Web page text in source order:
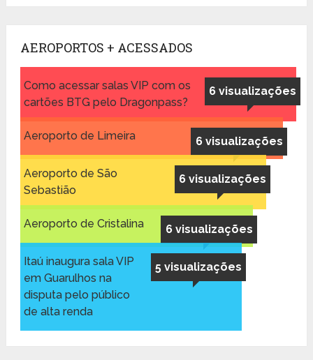
AEROPORTOS + ACESSADOS
6 visualizações
Como acessar salas VIP com os
cartões BTG pelo Dragonpass?
6 visualizações
Aeroporto de Limeira
6 visualizações
Aeroporto de São
Sebastião
6 visualizações
Aeroporto de Cristalina
5 visualizações
Itaú inaugura sala VIP
em Guarulhos na
disputa pelo público
de alta renda